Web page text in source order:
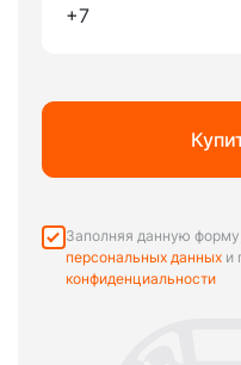
Заполняя данную
персональных данных и
конфиденциальности